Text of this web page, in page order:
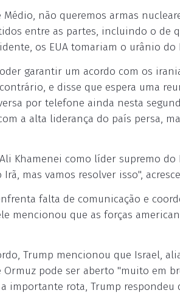
não queremos armas
entre as partes, incluindo o de
os EUA tomariam o urânio do
garantir um acordo com os
e disse que espera uma
por telefone ainda nesta
a alta liderança do país persa,
Khamenei como líder supremo do
mas vamos resolver isso",
falta de comunicação e
mencionou que as forças
Trump mencionou que Israel,
pode ser aberto "muito em
importante rota, Trump